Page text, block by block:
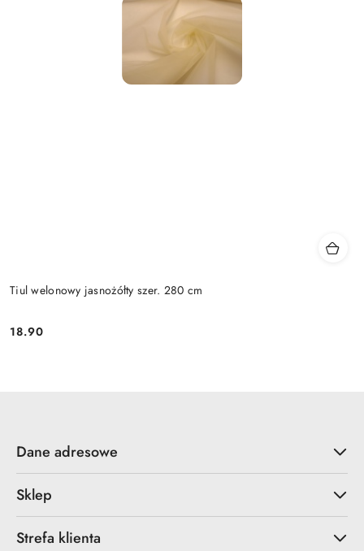
Tiul welonowy jasnożółty szer. 280 cm
Cena:
18.90
Dane adresowe
Sklep
Strefa klienta